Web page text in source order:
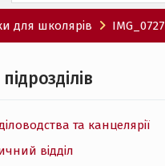
для школярів IMG_0727
та канцелярії
відділ